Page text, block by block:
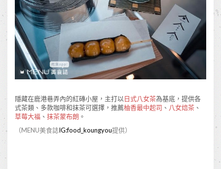
隱藏在鹿港巷弄內的紅磚小屋，主打以日式八女茶為基底，提供各
式茶類、多款咖啡和抹茶可選擇，推薦柚香最中起司 、 八女焙茶 、
草莓大福 、 抹茶蒙布朗 。
（MENU美食誌IG:food_koungyou提供）